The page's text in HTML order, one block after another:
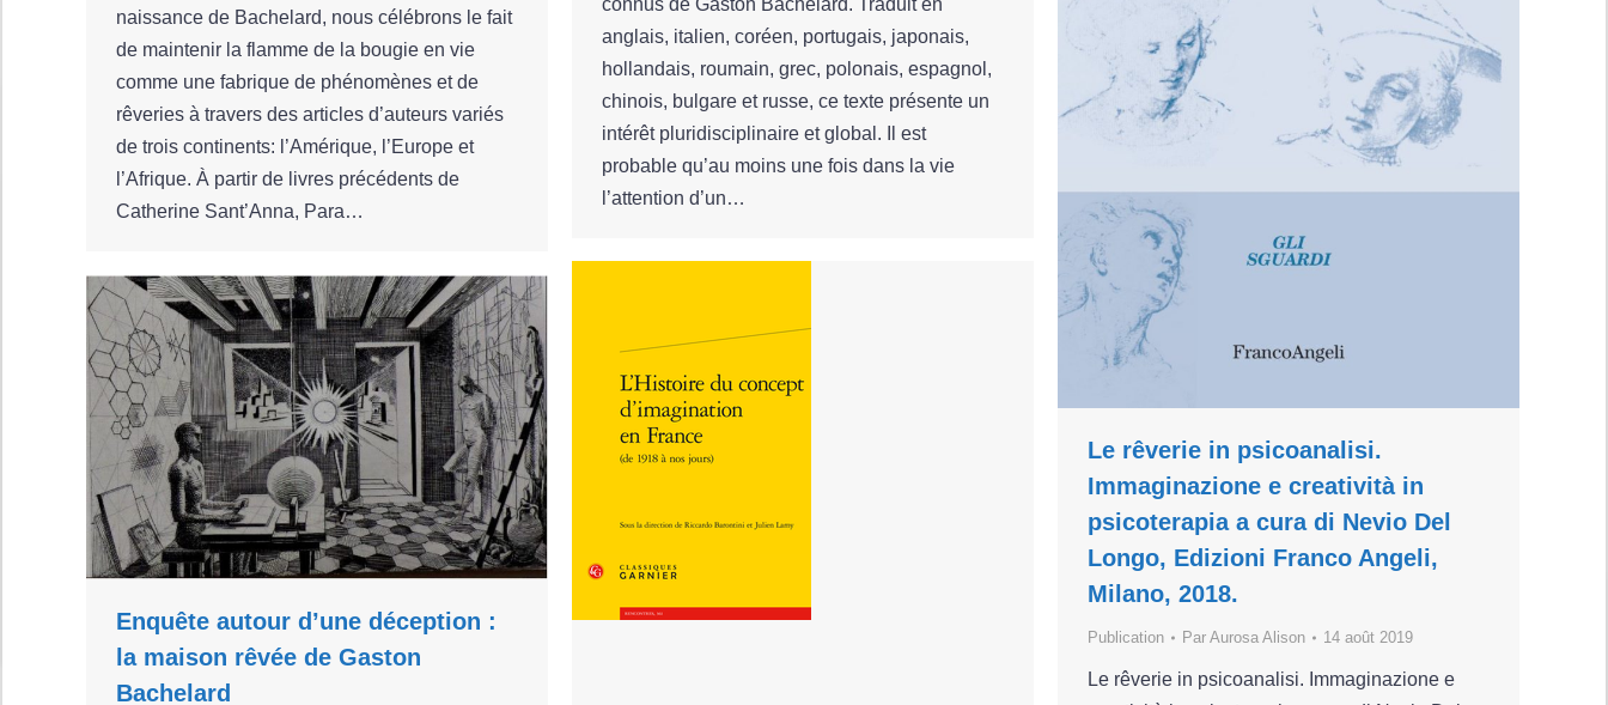
naissance de Bachelard, nous célébrons le fait
de maintenir la flamme de la bougie en vie
comme une fabrique de phénomènes et de
rêveries à travers des articles d’auteurs variés
de trois continents: l’Amérique, l’Europe et
l’Afrique. À partir de livres précédents de
Catherine Sant’Anna, Para…
anglais, italien, coréen, portugais, japonais,
hollandais, roumain, grec, polonais, espagnol,
chinois, bulgare et russe, ce texte présente un
intérêt pluridisciplinaire et global. Il est
probable qu’au moins une fois dans la vie
l’attention d’un…
Le rêverie in psicoanalisi.
Immaginazione e creatività in
psicoterapia a cura di Nevio Del
Longo, Edizioni Franco Angeli,
Milano, 2018.
Publication Par Aurosa Alison 14 août 2019
Le rêverie in psicoanalisi. Immaginazione e
Enquête autour d’une déception :
la maison rêvée de Gaston
Bachelard